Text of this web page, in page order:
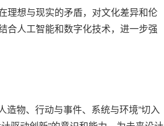
理想与现实的矛盾，对文化差异和伦
合人工智能和数字化技术，进一步强
造物、行动与事件、系统与环境”切入